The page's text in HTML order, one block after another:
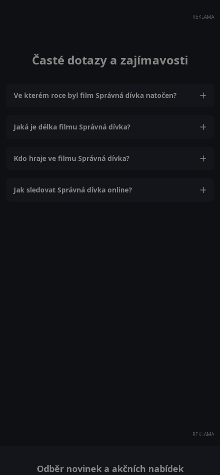
REKLAMA
Časté dotazy a zajímavosti
Ve kterém roce byl film Správná dívka natočen?
Jaká je délka filmu Správná dívka?
Kdo hraje ve filmu Správná dívka?
Jak sledovat Správná dívka online?
REKLAMA
Odběr novinek a akčních nabídek